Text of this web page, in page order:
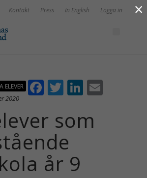
Kontakt Press In English Logga in
ELEVER
2020
F
e
b
o
o
T
itt
er
Li
k
e
E
som
år 9
×